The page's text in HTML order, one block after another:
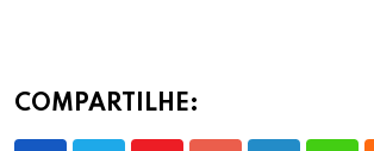
COMPARTILHE: